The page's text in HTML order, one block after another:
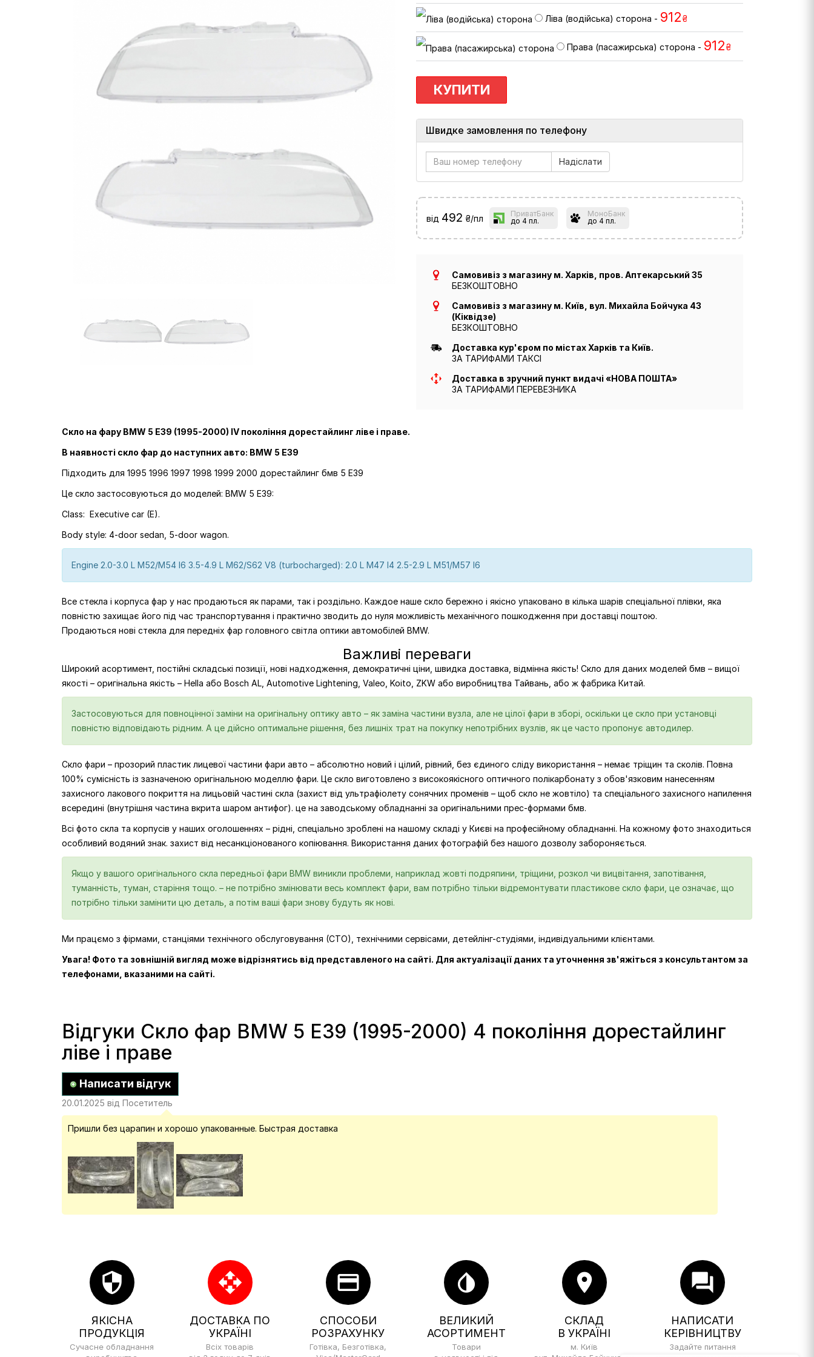
Ліва (водійська) сторона - 912₴
Права (пасажирська) сторона - 912₴
КУПИТИ
Швидке замовлення по телефону
від 492 ₴/пл
ПриватБанк
до 4 пл.
МоноБанк
до 4 пл.
Самовивіз з магазину м. Харків, пров. Аптекарський 35
БЕЗКОШТОВНО
Самовивіз з магазину м. Київ, вул. Михайла Бойчука 43
(Кіквідзе)
БЕЗКОШТОВНО
Доставка кур'єром по містах Харків та Київ.
ЗА ТАРИФАМИ ТАКСІ
Доставка в зручний пункт видачі «НОВА ПОШТА»
ЗА ТАРИФАМИ ПЕРЕВЕЗНИКА
Скло на фару BMW 5 E39 (1995-2000) IV покоління дорестайлинг ліве і праве.
В наявності скло фар до наступних авто: BMW 5 E39
Підходить для 1995 1996 1997 1998 1999 2000 дорестайлинг бмв 5 E39
Це скло застосовуються до моделей: BMW 5 E39:
Class: Executive car (E).
Body style: 4-door sedan, 5-door wagon.
Engine 2.0-3.0 L M52/M54 I6 3.5-4.9 L M62/S62 V8 (turbocharged): 2.0 L M47 I4 2.5-2.9 L M51/M57 I6
Все стекла і корпуса фар у нас продаються як парами, так і роздільно. Каждое наше скло бережно і якісно упаковано в кілька шарів спеціальної плівки, яка
повністю захищає його під час транспортування і практично зводить до нуля можливість механічного пошкодження при доставці поштою.
Продаються нові стекла для передніх фар головного світла оптики автомобілей BMW.
Важливі переваги
Широкий асортимент, постійні складські позиції, нові надходження, демократичні ціни, швидка доставка, відмінна якість! Скло для даних моделей бмв – вищої
якості – оригінальна якість – Hella або Bosch AL, Automotive Lightening, Valeo, Koito, ZKW або виробництва Тайвань, або ж фабрика Китай.
Застосовуються для повноцінної заміни на оригінальну оптику авто – як заміна частини вузла, але не цілої фари в зборі, оскільки це скло при установці
повністю відповідають рідним. А це дійсно оптимальне рішення, без лишніх трат на покупку непотрібних вузлів, як це часто пропонує автодилер.
Скло фари – прозорий пластик лицевої частини фари авто – абсолютно новий і цілий, рівний, без єдиного сліду використання – немає тріщин та сколів. Повна
100% сумісність із зазначеною оригінальною моделлю фари. Це скло виготовлено з високоякісного оптичного полікарбонату з обов'язковим нанесенням
захисного лакового покриття на лицьовій частині скла (захист від ультрафіолету сонячних променів – щоб скло не жовтіло) та спеціального захисного напилення
всередині (внутрішня частина вкрита шаром антифог). це на заводському обладнанні за оригінальними прес-формами бмв.
Всі фото скла та корпусів у наших оголошеннях – рідні, спеціально зроблені на нашому складі у Києві на професійному обладнанні. На кожному фото знаходиться
особливий водяний знак. захист від несанкціонованого копіювання. Використання даних фотографій без нашого дозволу забороняється.
Якщо у вашого оригінального скла передньої фари BMW виникли проблеми, наприклад жовті подряпини, тріщини, розкол чи вицвітання, запотівання,
туманність, туман, старіння тощо. – не потрібно змінювати весь комплект фари, вам потрібно тільки відремонтувати пластикове скло фари, це означає, що
потрібно тільки замінити цю деталь, а потім ваші фари знову будуть як нові.
Ми працємо з фірмами, станціями технічного обслуговування (СТО), технічними сервісами, детейлінг-студіями, індивідуальними клієнтами.
Увага! Фото та зовнішній вигляд може відрізнятись від представленого на сайті. Для актуалізації даних та уточнення зв'яжіться з консультантом за
телефонами, вказаними на сайті.
Відгуки Скло фар BMW 5 E39 (1995-2000) 4 покоління дорестайлинг
ліве і праве
Написати відгук
20.01.2025 від Посетитель
Пришли без царапин и хорошо упакованные. Быстрая доставка
security
ЯКІСНА
ПРОДУКЦІЯ
Сучасне обладнання
open_with
ДОСТАВКА ПО
УКРАЇНІ
Всіх товарів
credit_card
СПОСОБИ
РОЗРАХУНКУ
Готівка, Безготівка,
invert_colors
ВЕЛИКИЙ
АСОРТИМЕНТ
Товари
location_on
СКЛАД
В УКРАЇНІ
м. Київ
forum
НАПИСАТИ
КЕРІВНИЦТВУ
Задайте питання